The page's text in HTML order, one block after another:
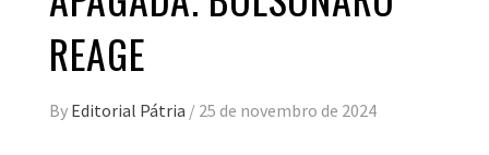
REAGE
By Editorial Pátria / 25 de novembro de 2024